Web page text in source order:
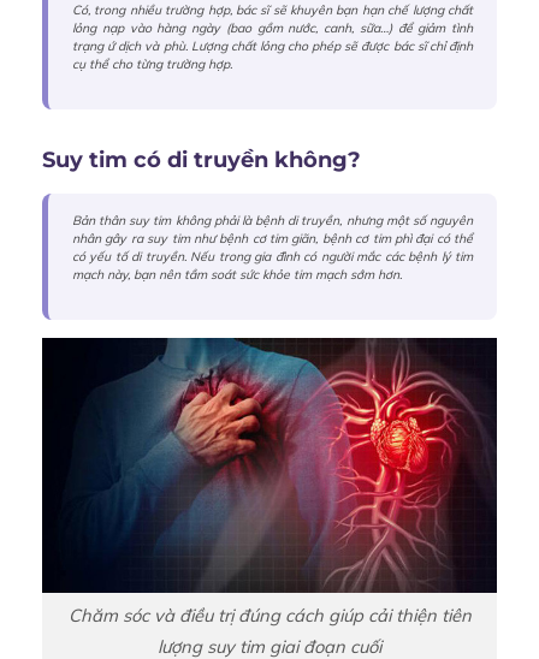
Có, trong nhiều trường hợp, bác sĩ sẽ khuyên bạn hạn chế lượng chất
lỏng nạp vào hàng ngày (bao gồm nước, canh, sữa…) để giảm tình
trạng ứ dịch và phù. Lượng chất lỏng cho phép sẽ được bác sĩ chỉ định
cụ thể cho từng trường hợp.
Suy tim có di truyền không?
Bản thân suy tim không phải là bệnh di truyền, nhưng một số nguyên
nhân gây ra suy tim như bệnh cơ tim giãn, bệnh cơ tim phì đại có thể
có yếu tố di truyền. Nếu trong gia đình có người mắc các bệnh lý tim
mạch này, bạn nên tầm soát sức khỏe tim mạch sớm hơn.
Chăm sóc và điều trị đúng cách giúp cải thiện tiên
lượng suy tim giai đoạn cuối